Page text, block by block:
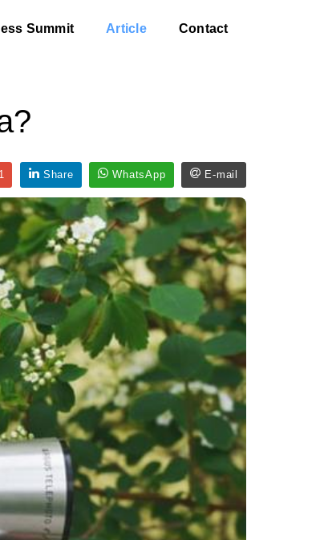
Summit Article Contact
Share WhatsApp E-mail